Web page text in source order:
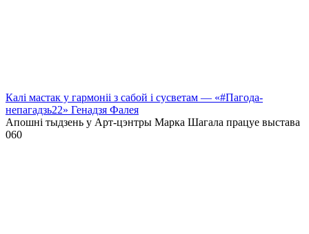
Калі мастак у гармоніі з сабой і сусветам — «#Пагода-
непагадзь22» Генадзя Фалея
Апошні тыдзень у Арт-цэнтры Марка Шагала працуе выстава
060